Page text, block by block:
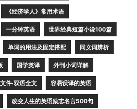
《经济学人》常用术语
一分钟英语 世界经典短篇小说100篇
单词的用法及固定搭配 同义词辨析
国学英译 外刊小词详解
件·双语全文 容易误译的英语
改变人生的英语励志名言500句